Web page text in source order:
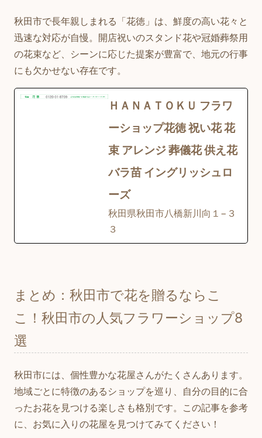
秋田市で長年親しまれる「花徳」は、鮮度の高い花々と
迅速な対応が自慢。開店祝いのスタンド花や冠婚葬祭用
の花束など、シーンに応じた提案が豊富で、地元の行事
にも欠かせない存在です。
ＨＡＮＡＴＯＫＵ フラワ
ーショップ花徳 祝い花 花
束 アレンジ 葬儀花 供え花
バラ苗 イングリッシュロ
ーズ
秋田県秋田市八橋新川向１−３
３
まとめ：秋田市で花を贈るならこ
こ！秋田市の人気フラワーショップ8
選
秋田市には、個性豊かな花屋さんがたくさんあります。
地域ごとに特徴のあるショップを巡り、自分の目的に合
ったお花を見つける楽しさも格別です。この記事を参考
に、お気に入りの花屋を見つけてみてください！